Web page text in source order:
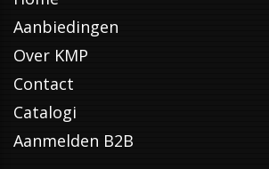
Aanbiedingen
Over KMP
Contact
Catalogi
Aanmelden B2B